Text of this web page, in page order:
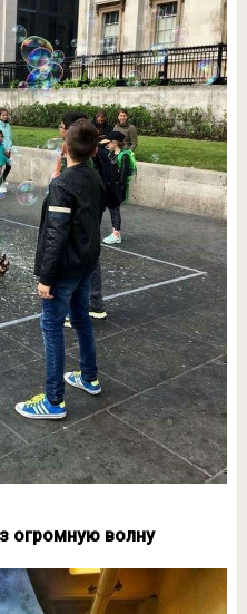
огромную волну